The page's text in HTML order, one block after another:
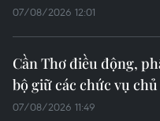
07/08/2026 12:01
Cần Thơ điều động,
bộ giữ các chức vụ
07/08/2026 11:49